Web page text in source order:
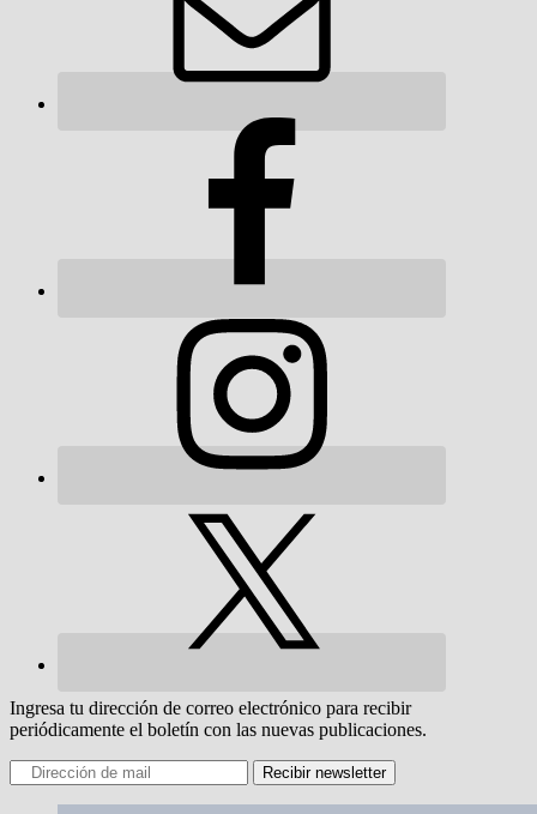
Ingresa tu dirección de correo electrónico para recibir
periódicamente el boletín con las nuevas publicaciones.
Recibir newsletter